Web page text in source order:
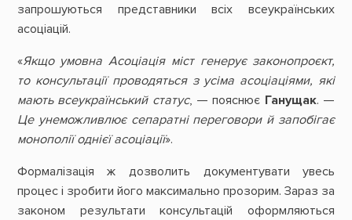
запрошуються представники всіх всеукраїнських
асоціацій.
«Якщо умовна Асоціація міст генерує законопроєкт,
то консультації проводяться з усіма асоціаціями, які
мають всеукраїнський статус, — пояснює Ганущак. —
Це унеможливлює сепаратні переговори й запобігає
монополії однієї асоціації».
Формалізація ж дозволить документувати увесь
процес і зробити його максимально прозорим. Зараз за
законом результати консультацій оформляються